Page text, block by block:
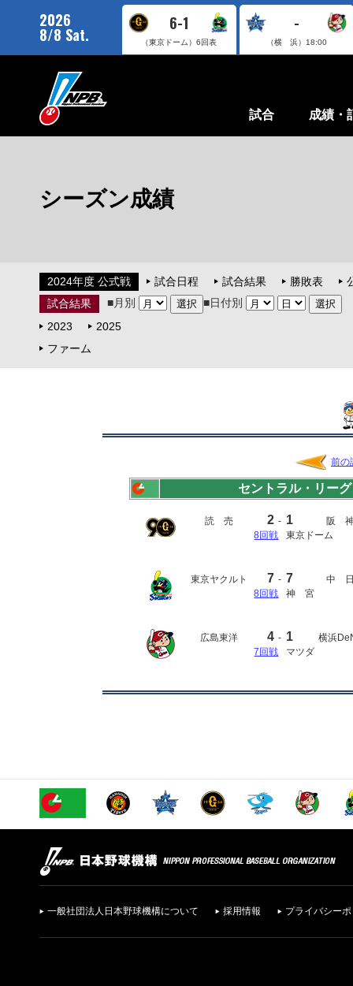
2026
8/8 Sat.
6-1
（東京ドーム）6回表
-
（横 浜） 18:00
試合 成績・
シーズン成績
2024年度 公式戦 試合日程 試合結果 勝敗表
試合結果
■月別
■日付別
2023
2025
ファーム
前の
セントラル・リーグ
読 売 2 - 1
阪
8回戦
東京ドーム
東京ヤクルト 7 - 7
中
8回戦
神 宮
広島東洋 4 - 1
横浜
7回戦
マツダ
一般社団法人日本野球機構について 採用情報 プライバシー